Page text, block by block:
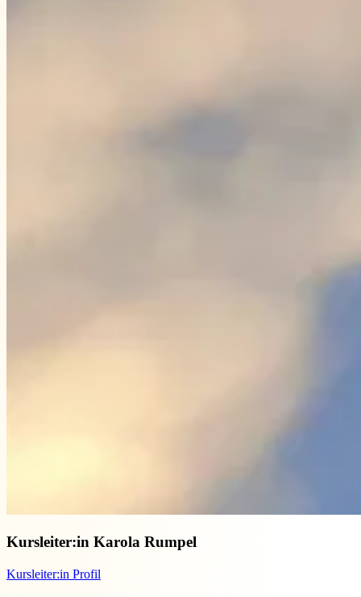
Kursleiter:in Karola Rumpel
Kursleiter:in Profil